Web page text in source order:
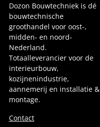
Dozon Bouwtechniek is dé
bouwtechnische
groothandel voor oost-,
midden- en noord-
Nederland.
Totaalleverancier voor de
interieurbouw,
kozijnenindustrie,
aannemerij en installatie &
montage.
Contact